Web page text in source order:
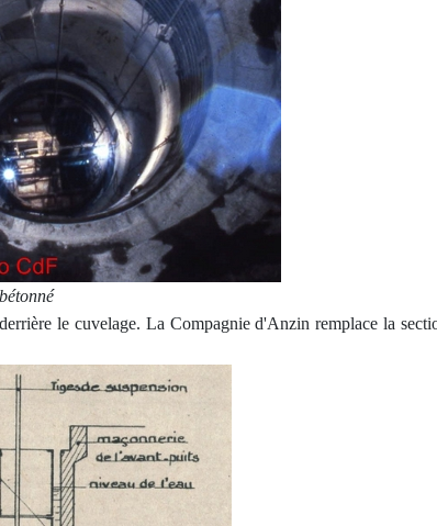
le cuvelage. La Compagnie d'Anzin remplace la